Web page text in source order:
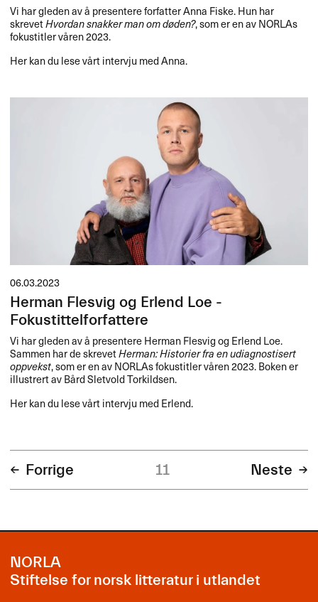
Vi har gleden av å presentere forfatter Anna Fiske. Hun har
skrevetHvordan snakker man om døden?, som er en av NORLAs
fokustitler våren 2023.
Her kan du lese vårt intervju med Anna.
06.03.2023
Herman Flesvig og Erlend Loe -
Fokustittelforfattere
Vi har gleden av å presentere Herman Flesvig og Erlend Loe.
Sammen har de skrevetHerman: Historier fra en udiagnostisert
oppvekst, som er en av NORLAs fokustitler våren 2023. Boken er
illustrert av Bård Sletvold Torkildsen.
Her kan du lese vårt intervju med Erlend.
Forrige 11 Neste
NORLA
Stiftelse for norsk litteratur i utlandet